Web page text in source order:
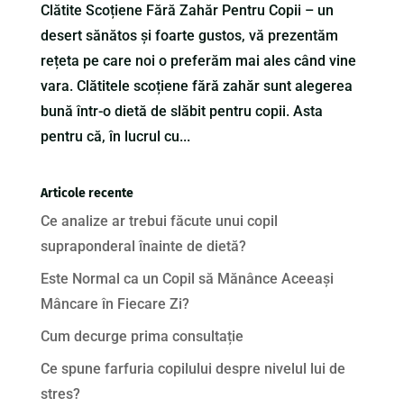
Clătite Scoțiene Fără Zahăr Pentru Copii – un
desert sănătos și foarte gustos, vă prezentăm
rețeta pe care noi o preferăm mai ales când vine
vara. Clătitele scoțiene fără zahăr sunt alegerea
bună într-o dietă de slăbit pentru copii. Asta
pentru că, în lucrul cu...
Articole recente
Ce analize ar trebui făcute unui copil
supraponderal înainte de dietă?
Este Normal ca un Copil să Mănânce Aceeași
Mâncare în Fiecare Zi?
Cum decurge prima consultație
Ce spune farfuria copilului despre nivelul lui de
stres?